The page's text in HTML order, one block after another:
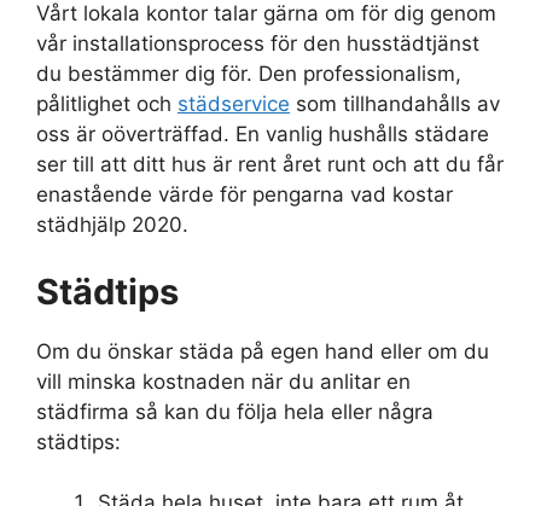
Vårt lokala kontor talar gärna om för dig genom
vår installationsprocess för den husstädtjänst
du bestämmer dig för. Den professionalism,
pålitlighet och städservice som tillhandahålls av
oss är oöverträffad. En vanlig hushålls städare
ser till att ditt hus är rent året runt och att du får
enastående värde för pengarna vad kostar
städhjälp 2020.
Städtips
Om du önskar städa på egen hand eller om du
vill minska kostnaden när du anlitar en
städfirma så kan du följa hela eller några
städtips: